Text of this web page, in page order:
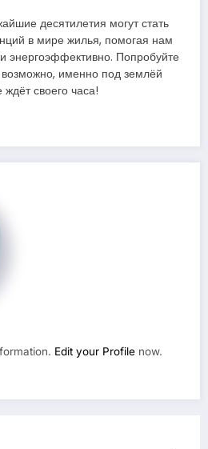
десятилетия могут стать
в мире жилья, помогая нам
энергоэффективно. Попробуйте
возможно, именно под землёй
своего часа!
Edit your Profile now.